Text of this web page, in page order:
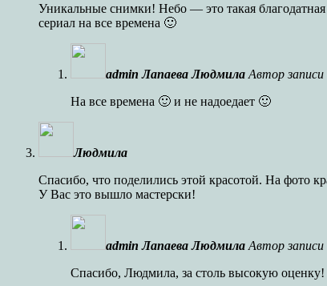
Уникальные снимки! Небо — это такая
сериал на все времена 🙂
admin Лапаева Людмила Автор записи
На все времена 🙂 и не надоедает 🙂
Людмила
Спасибо, что поделились этой красотой. На фото
У Вас это вышло мастерски!
admin Лапаева Людмила Автор записи
Спасибо, Людмила, за столь высокую оценку!